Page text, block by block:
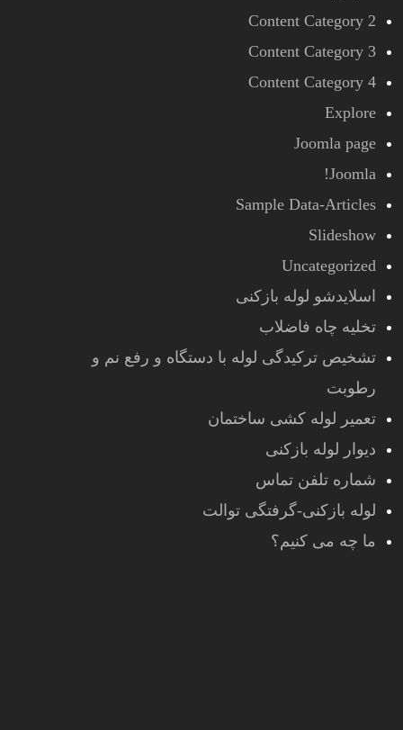
Content Category 2
Content Category 3
Content Category 4
Explore
Joomla page
Joomla!
Sample Data-Articles
Slideshow
Uncategorized
اسلایدشو لوله بازکنی
تخلیه چاه فاضلاب
تشخیص ترکیدگی لوله با دستگاه و رفع نم و
رطوبت
تعمیر لوله کشی ساختمان
دیوار لوله بازکنی
شماره تلفن تماس
لوله بازکنی-گرفتگی توالت
ما چه می کنیم؟